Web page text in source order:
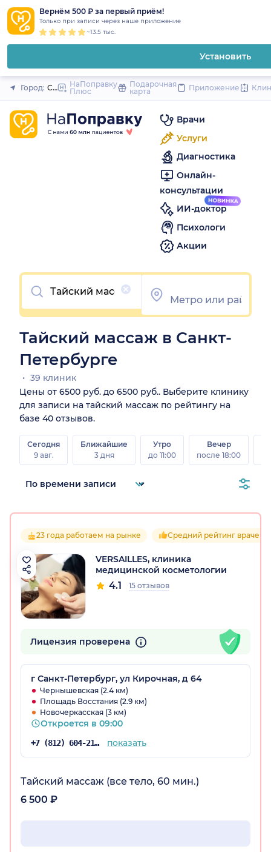
Вернём 500 ₽ за первый приём!
Только при записи через наше приложение
~13.5 тыс.
Установить
Закрыть
Город: Санкт-Петербург
НаПоправку
Плюс
Подарочная
карта
Приложение
Врачи
Услуги
Диагностика
Онлайн-
консультации
ИИ-доктор
Психологи
Акции
Очистить
Тайский массаж в Санкт-
Петербурге
39 клиник
Цены от 6500 руб. до 6500 руб.. Выберите клинику
для записи на тайский массаж по рейтингу на
базе 40 отзывов.
Сегодня
9 авг.
Ближайшие
3 дня
Утро
до 11:00
Вечер
после 18:00
23 года работаем на рынке Средний рейтинг врачей
VERSAILLES, клиника
медицинской косметологии
4.1 15 отзывов
Лицензия проверена
г Санкт-Петербург, ул Кирочная, д 64
Чернышевская (2.4 км)
Площадь Восстания (2.9 км)
Новочеркасская (3 км)
Откроется в 09:00
+7 (812) 604-21-07 показать
Тайский массаж (все тело, 60 мин.)
6 500 ₽